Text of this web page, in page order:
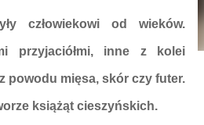
człowiekowi od wieków.
przyjaciółmi, inne z kolei
powodu mięsa, skór czy futer.
książąt cieszyńskich.